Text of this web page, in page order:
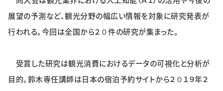
展望の予測など、観光分野の幅広い情報を対象に研究発表が
行われる。今回は全国から２０件の研究が集まった。
受賞した研究は観光消費におけるデータの可視化と分析が
目的。鈴木専任講師は日本の宿泊予約サイトから２０１９年２